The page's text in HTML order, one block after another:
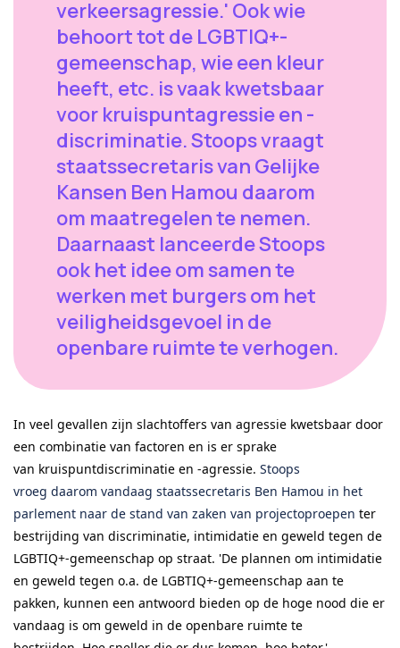
verkeersagressie.' Ook wie
behoort tot de LGBTIQ+-
gemeenschap, wie een kleur
heeft, etc. is vaak kwetsbaar
voor kruispuntagressie en -
discriminatie. Stoops vraagt
staatssecretaris van Gelijke
Kansen Ben Hamou daarom
om maatregelen te nemen.
Daarnaast lanceerde Stoops
ook het idee om samen te
werken met burgers om het
veiligheidsgevoel in de
openbare ruimte te verhogen.
In veel gevallen zijn slachtoffers van agressie kwetsbaar door
een combinatie van factoren en is er sprake
van kruispuntdiscriminatie en -agressie. Stoops
vroeg daarom vandaag staatssecretaris Ben Hamou in het
parlement naar de stand van zaken van projectoproepen ter
bestrijding van discriminatie, intimidatie en geweld tegen de
LGBTIQ+-gemeenschap op straat. 'De plannen om intimidatie
en geweld tegen o.a. de LGBTIQ+-gemeenschap aan te
pakken, kunnen een antwoord bieden op de hoge nood die er
vandaag is om geweld in de openbare ruimte te